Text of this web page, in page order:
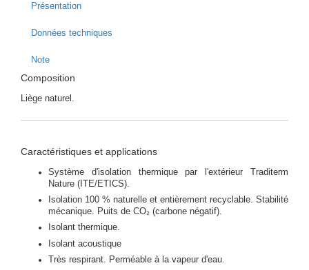
Présentation
Données techniques
Note
Composition
Liège naturel.
Caractéristiques et applications
Système d'isolation thermique par l'extérieur Traditerm
Nature (ITE/ETICS).
Isolation 100 % naturelle et entièrement recyclable. Stabilité
mécanique. Puits de CO₂ (carbone négatif).
Isolant thermique.
Isolant acoustique
Très respirant. Perméable à la vapeur d'eau.